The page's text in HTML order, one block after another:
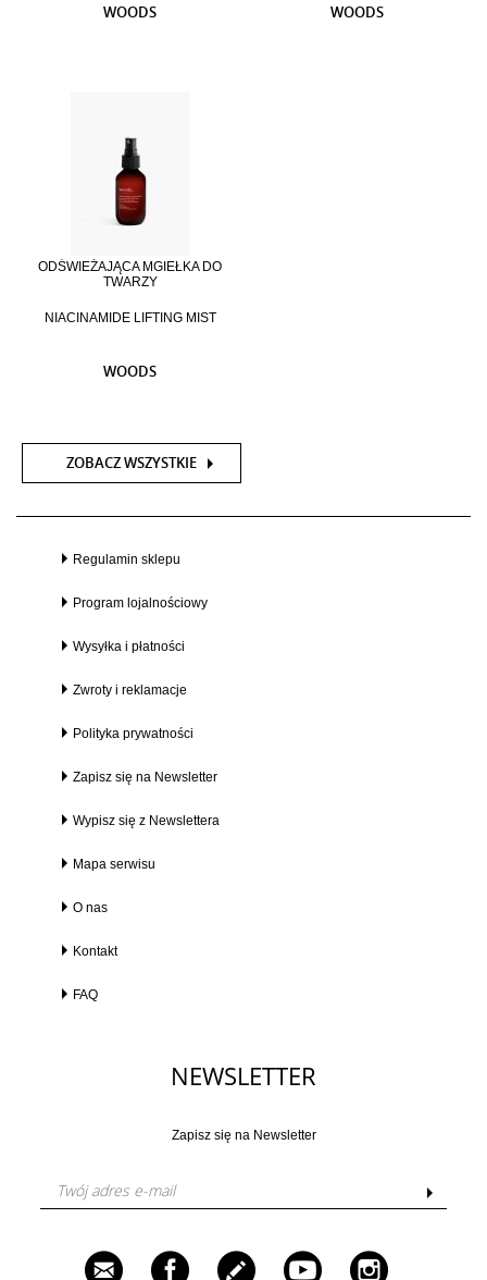
WOODS WOODS
ODŚWIEŻAJĄCA MGIEŁKA DO
TWARZY
NIACINAMIDE LIFTING MIST
WOODS
ZOBACZ WSZYSTKIE
Regulamin sklepu
Program lojalnościowy
Wysyłka i płatności
Zwroty i reklamacje
Polityka prywatności
Zapisz się na Newsletter
Wypisz się z Newslettera
Mapa serwisu
O nas
Kontakt
FAQ
NEWSLETTER
Zapisz się na Newsletter